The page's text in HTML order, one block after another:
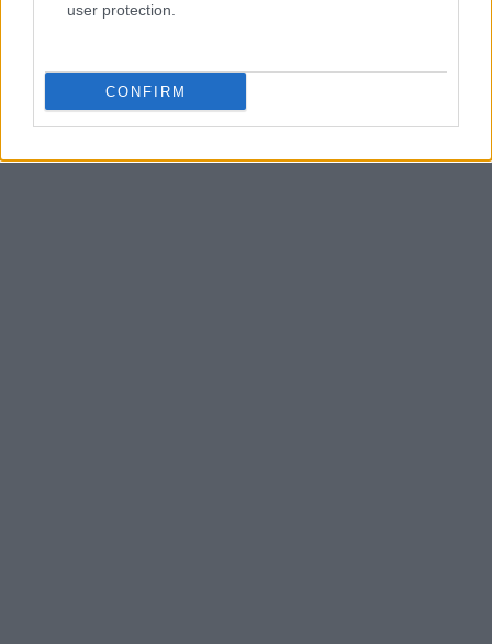
user protection.
CONFIRM